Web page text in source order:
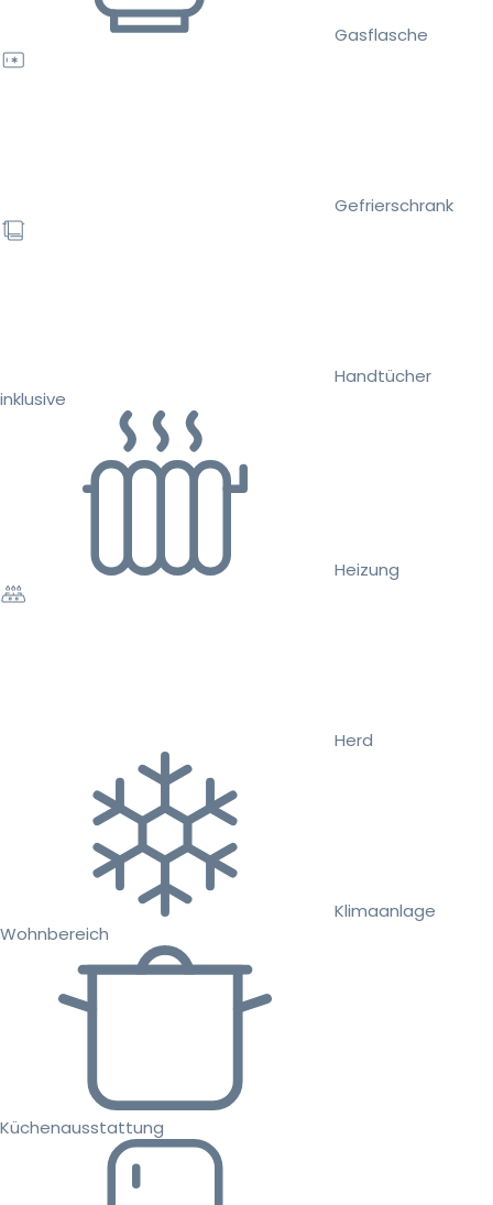
Gasflasche
Gefrierschrank
Handtücher
inklusive
Heizung
Herd
Klimaanlage
Wohnbereich
Küchenausstattung